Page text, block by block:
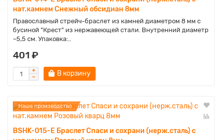
нат.камнем Снежный обсидиан 8мм
Православный стрейч-браслет из камней диаметром 8 мм с
бусиной "Крест" из нержавеющей стали. Внутренний диаметр
~5,5 см. Упаковка:..
401 ₽
В корзину
Наше производство
BSHK-015-E Браслет Спаси и сохрани (нерж.сталь) с